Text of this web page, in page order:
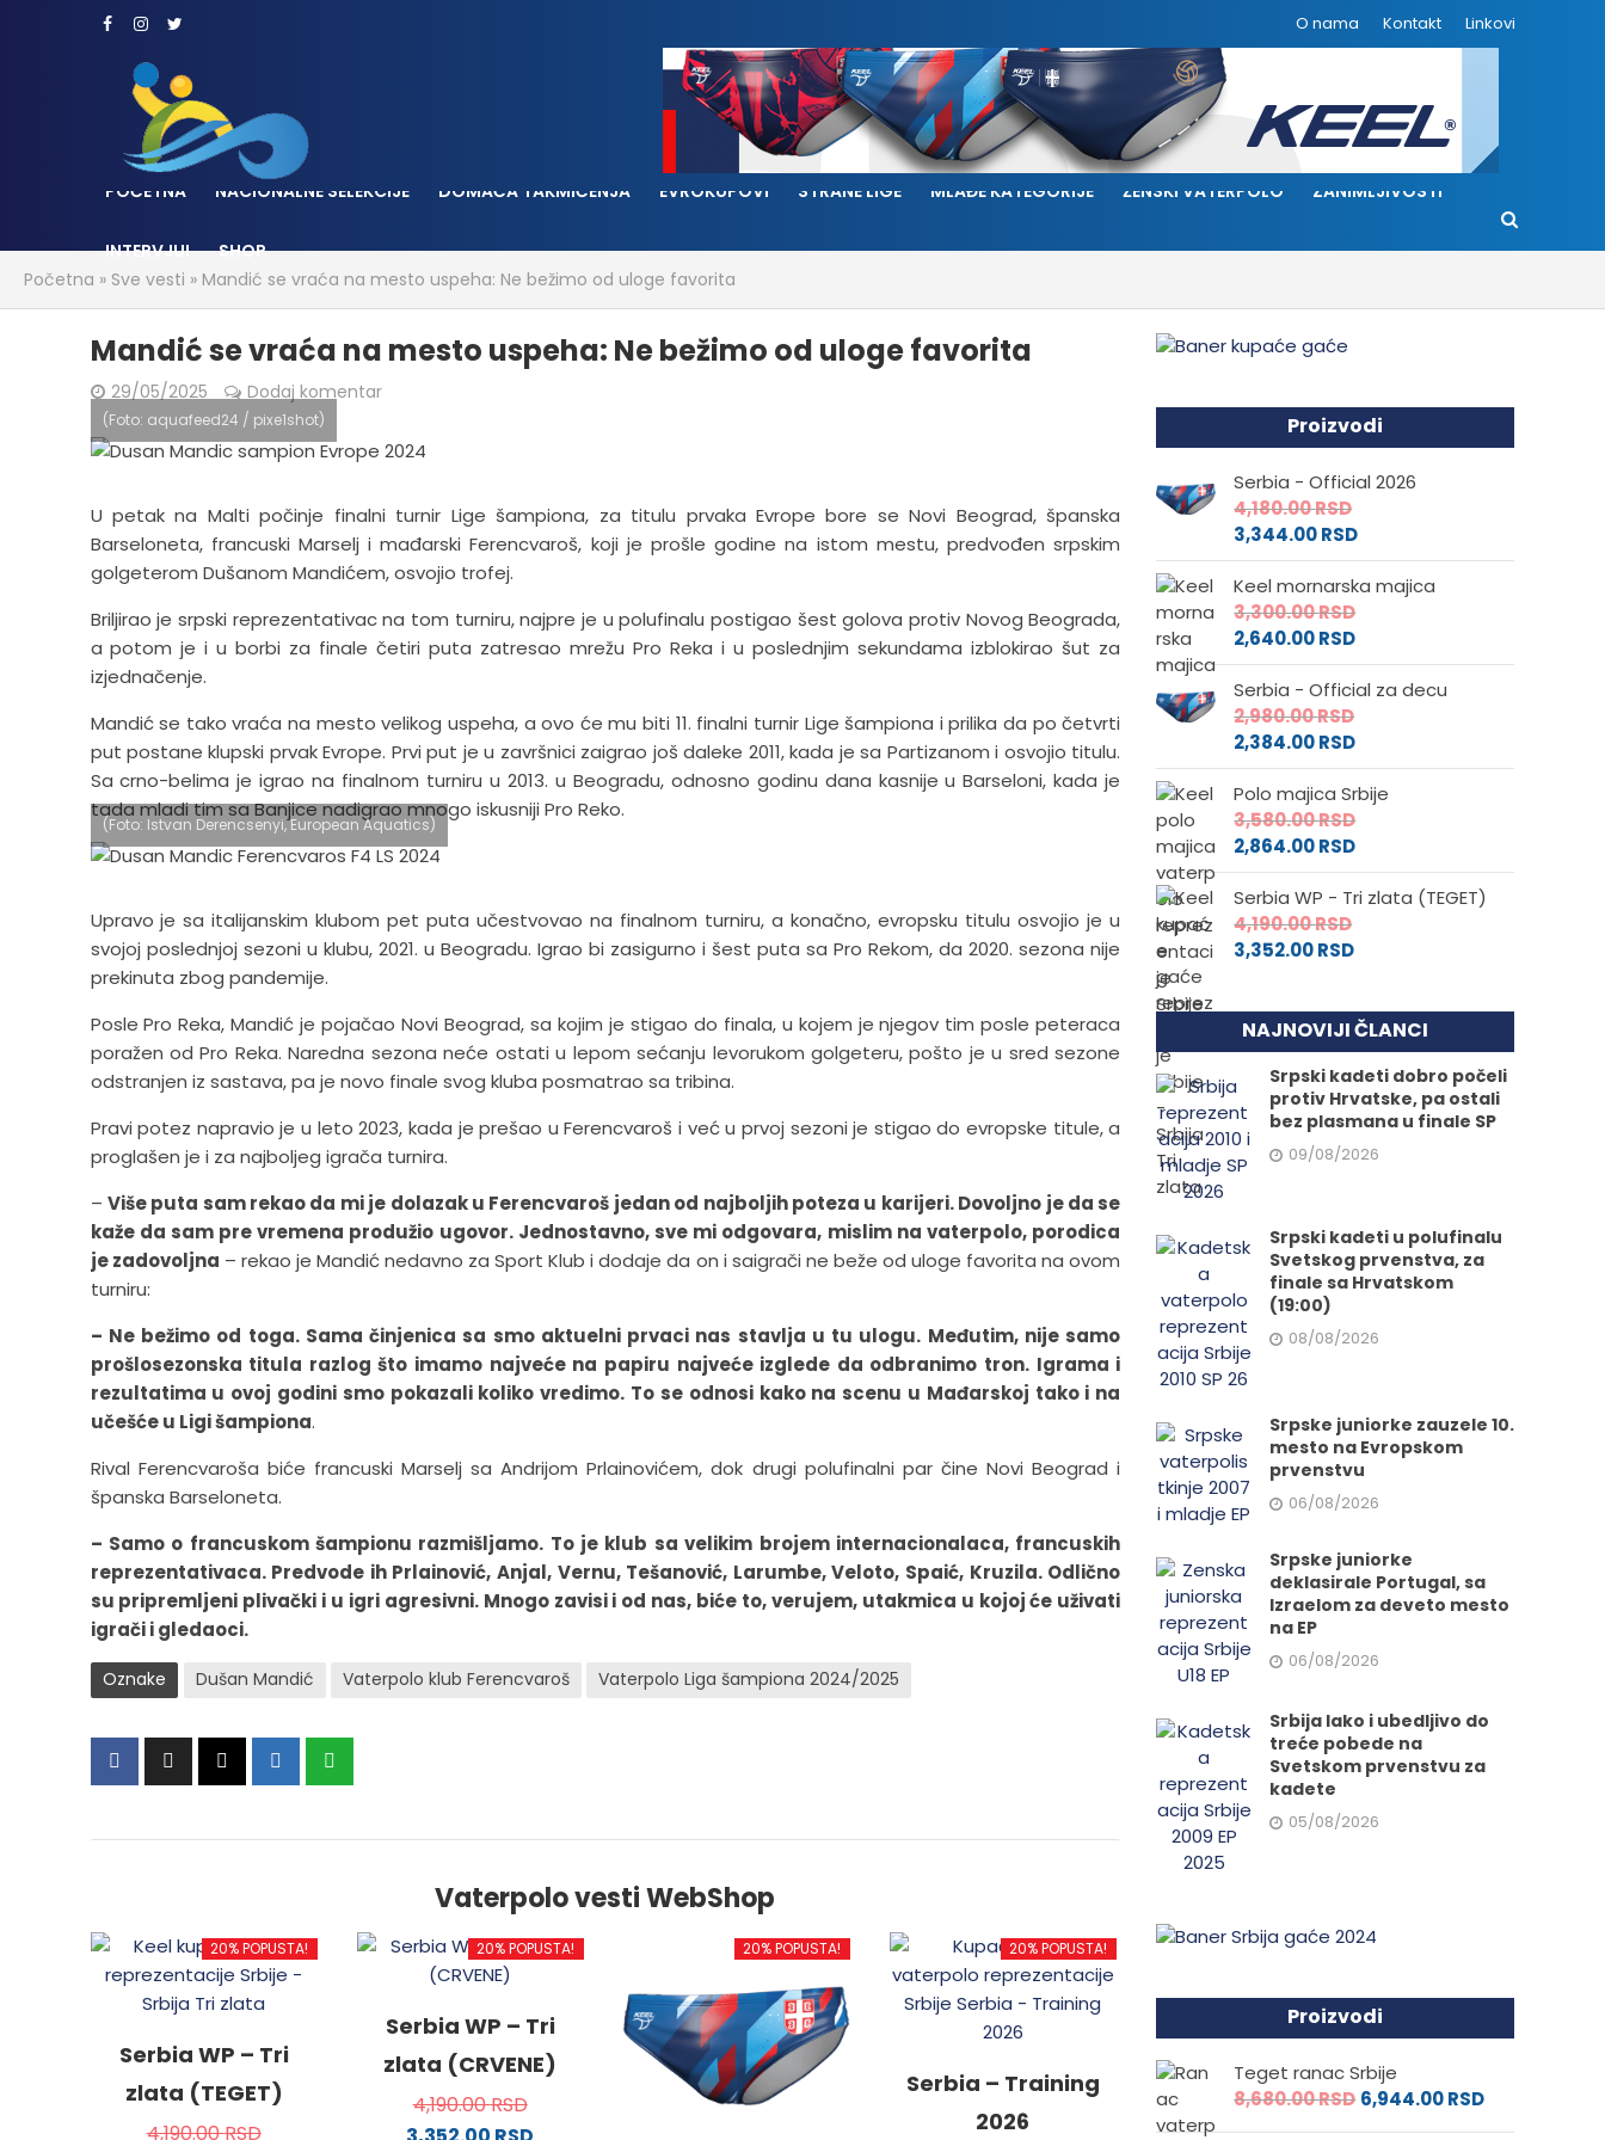
O nama Kontakt Linkovi
POČETNA NACIONALNE SELEKCIJE DOMAĆA TAKMIČENJA EVROKUPOVI STRANE LIGE MLAĐE KATEGORIJE ŽENSKI VATERPOLO ZANIMLJIVOSTI
INTERVJUI
SHOP
Početna » Sve vesti » Mandić se vraća na mesto uspeha: Ne bežimo od uloge favorita
Mandić se vraća na mesto uspeha: Ne bežimo od uloge favorita
29/05/2025 Dodaj komentar
(Foto: aquafeed24 / pixe1shot)
U petak na Malti počinje finalni turnir Lige šampiona, za titulu prvaka Evrope bore se Novi Beograd, španska
Barseloneta, francuski Marselj i mađarski Ferencvaroš, koji je prošle godine na istom mestu, predvođen srpskim
golgeterom Dušanom Mandićem, osvojio trofej.
Briljirao je srpski reprezentativac na tom turniru, najpre je u polufinalu postigao šest golova protiv Novog Beograda,
a potom je i u borbi za finale četiri puta zatresao mrežu Pro Reka i u poslednjim sekundama izblokirao šut za
izjednačenje.
Mandić se tako vraća na mesto velikog uspeha, a ovo će mu biti 11. finalni turnir Lige šampiona i prilika da po četvrti
put postane klupski prvak Evrope. Prvi put je u završnici zaigrao još daleke 2011, kada je sa Partizanom i osvojio titulu.
Sa crno-belima je igrao na finalnom turniru u 2013. u Beogradu, odnosno godinu dana kasnije u Barseloni, kada je
tada mladi tim sa Banjice nadigrao mnogo iskusniji Pro Reko.
(Foto: Istvan Derencsenyi, European Aquatics)
Upravo je sa italijanskim klubom pet puta učestvovao na finalnom turniru, a konačno, evropsku titulu osvojio je u
svojoj poslednjoj sezoni u klubu, 2021. u Beogradu. Igrao bi zasigurno i šest puta sa Pro Rekom, da 2020. sezona nije
prekinuta zbog pandemije.
Posle Pro Reka, Mandić je pojačao Novi Beograd, sa kojim je stigao do finala, u kojem je njegov tim posle peteraca
poražen od Pro Reka. Naredna sezona neće ostati u lepom sećanju levorukom golgeteru, pošto je u sred sezone
odstranjen iz sastava, pa je novo finale svog kluba posmatrao sa tribina.
Pravi potez napravio je u leto 2023, kada je prešao u Ferencvaroš i već u prvoj sezoni je stigao do evropske titule, a
proglašen je i za najboljeg igrača turnira.
– Višeputa sam rekao da mi je dolazak u Ferencvaroš jedan od najboljih poteza u karijeri. Dovoljno je da se
kaže da sam pre vremena produžio ugovor. Jednostavno, sve mi odgovara, mislim na vaterpolo, porodica
je zadovoljna – rekao je Mandić nedavno za Sport Klub i dodaje da on i saigrači ne beže od uloge favorita na ovom
turniru:
– Ne bežimo od toga. Sama činjenica sa smo aktuelni prvaci nas stavlja u tu ulogu. Međutim, nije samo
prošlosezonska titula razlog što imamo najveće na papiru najveće izglede da odbranimo tron. Igrama i
rezultatima u ovoj godini smo pokazali koliko vredimo. To se odnosi kako na scenu u Mađarskoj tako i na
učešće u Ligi šampiona.
Rival Ferencvaroša biće francuski Marselj sa Andrijom Prlainovićem, dok drugi polufinalni par čine Novi Beograd i
španska Barseloneta.
– Samo o francuskom šampionu razmišljamo. To je klub sa velikim brojem internacionalaca, francuskih
reprezentativaca. Predvode ih Prlainović, Anjal, Vernu, Tešanović, Larumbe, Veloto, Spaić, Kruzila. Odlično
su pripremljeni plivački i u igri agresivni. Mnogo zavisi i od nas, biće to, verujem, utakmica u kojoj će uživati
igrači i gledaoci.
Oznake Dušan Mandić Vaterpolo klub Ferencvaroš Vaterpolo Liga šampiona 2024/2025
Vaterpolo vesti WebShop
20% POPUSTA!
Serbia WP – Tri
zlata (TEGET)
4,190.00RSD
20% POPUSTA!
Serbia WP – Tri
zlata (CRVENE)
4,190.00RSD
20% POPUSTA! 20% POPUSTA!
Serbia – Training
2026
Proizvodi
Serbia - Official 2026
4,180.00RSD
3,344.00RSD
Keel mornarska majica
3,300.00RSD
2,640.00RSD
Serbia - Official za decu
2,980.00RSD
2,384.00RSD
Polo majica Srbije
3,580.00RSD
2,864.00RSD
Serbia WP - Tri zlata (TEGET)
4,190.00RSD
3,352.00RSD
NAJNOVIJI ČLANCI
Srpski kadeti dobro počeli
protiv Hrvatske, pa ostali
bez plasmana u finale SP
09/08/2026
Srpski kadeti u polufinalu
Svetskog prvenstva, za
finale sa Hrvatskom
(19:00)
08/08/2026
Srpske juniorke zauzele 10.
mesto na Evropskom
prvenstvu
06/08/2026
Srpske juniorke
deklasirale Portugal, sa
Izraelom za deveto mesto
na EP
06/08/2026
Srbija lako i ubedljivo do
treće pobede na
Svetskom prvenstvu za
kadete
05/08/2026
Proizvodi
Teget ranac Srbije
8,680.00RSD 6,944.00RSD